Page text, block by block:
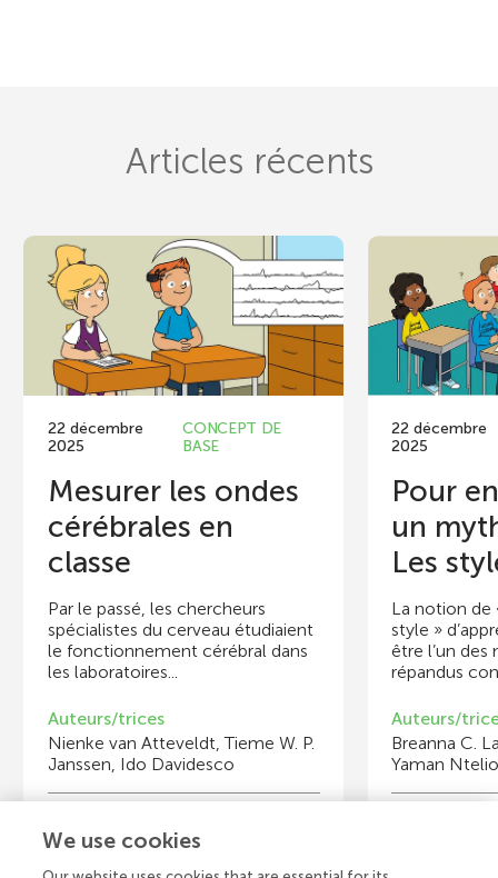
Articles récents
22 décembre
2025
CONCEPT DE
BASE
Mesurer les ondes
cérébrales en
classe
Par le passé, les chercheurs
spécialistes du cerveau étudiaient
le fonctionnement cérébral dans
les laboratoires...
Auteurs/trices
Nienke van Atteveldt, Tieme W. P.
Janssen, Ido Davidesco
Âge : 14–15
22 décembre
2025
Pour
un
Les
La notion de
style »
être l’un des
répandus
Auteurs/
Breanna C.
Yaman
We use cookies